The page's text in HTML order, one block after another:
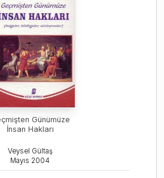
Günümüze
İnsan Hakları
Veysel Gültaş
Mayıs 2004